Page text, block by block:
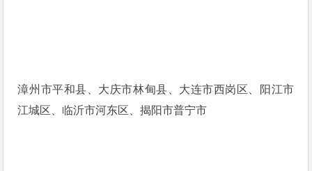
漳州市平和县、大庆市林甸县、大连市西岗区、阳江市
江城区、临沂市河东区、揭阳市普宁市